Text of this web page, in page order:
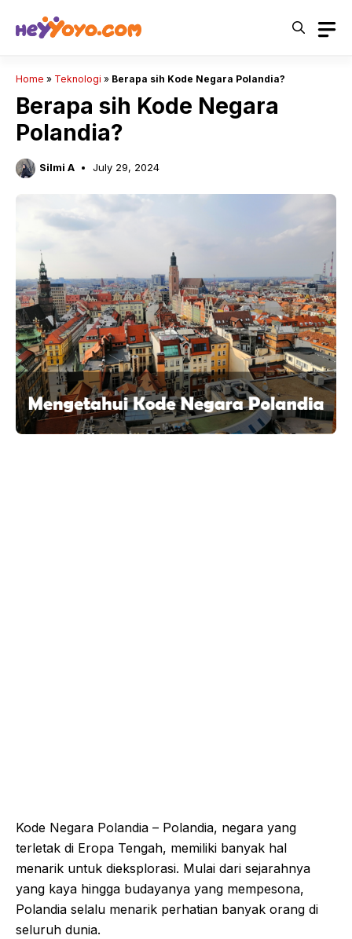
Home » Teknologi » Berapa sih Kode Negara Polandia?
Berapa sih Kode Negara
Polandia?
Silmi A July 29, 2024
Kode Negara Polandia – Polandia, negara yang
terletak di Eropa Tengah, memiliki banyak hal
menarik untuk dieksplorasi. Mulai dari sejarahnya
yang kaya hingga budayanya yang mempesona,
Polandia selalu menarik perhatian banyak orang di
seluruh dunia.